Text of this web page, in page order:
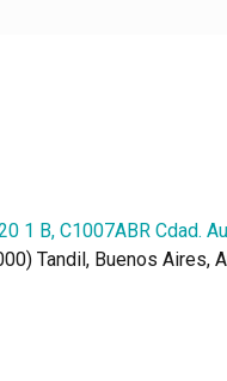
1 B, C1007ABR Cdad.
Tandil, Buenos Aires,